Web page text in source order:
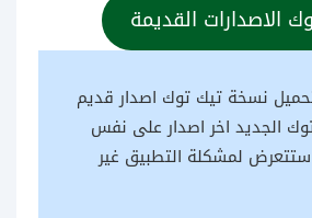
الاصدارات القديمة
الهاتف، ستتعرض لمشكلة التطبيق غير